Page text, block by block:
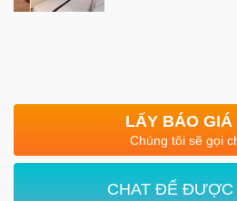
LẤY BÁO GIÁ
Chúng tôi sẽ gọi
CHAT ĐỂ ĐƯỢC